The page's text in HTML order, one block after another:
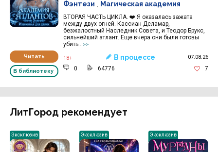
Читать
В библиотеку
ВТОРАЯ ЧАСТЬ ЦИКЛА. ‍❤️‍ Я оказалась зажата
между двух огней. Кассиан Деламар,
безжалостный Наследник Совета, и Теодор Брукс,
сильнейший атлант. Еще вчера они были готовы
убить...
>>
Фэнтези Магическая академия
18+ В процессе 07.08.26
0 64776 7
ЛитГород рекомендует
Эксклюзив Эксклюзив Эксклюзив